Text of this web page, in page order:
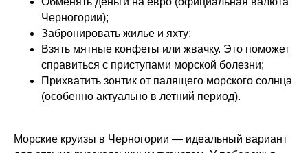
Черногории);
Забронировать жилье и яхту;
Взять мятные конфеты или жвачку. Это поможет
справиться с приступами морской болезни;
Прихватить зонтик от палящего морского солнца
(особенно актуально в летний период).
Морские круизы в Черногории — идеальный вариант